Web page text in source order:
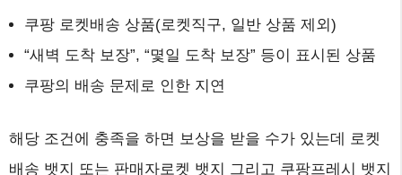
쿠팡 로켓배송 상품(로켓직구, 일반 상품 제외)
“새벽 도착 보장”, “몇일 도착 보장” 등이 표시된 상품
쿠팡의 배송 문제로 인한 지연
해당 조건에 충족을 하면 보상을 받을 수가 있는데 로켓
배송 뱃지 또는 판매자로켓 뱃지 그리고 쿠팡프레시 뱃지